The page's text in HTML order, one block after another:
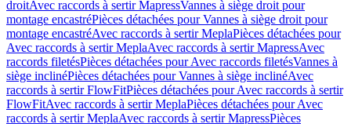
droitAvec raccords à sertir MapressVannes à siège droit pour
montage encastréPièces détachées pour Vannes à siège droit pour
montage encastréAvec raccords à sertir MeplaPièces détachées pour
Avec raccords à sertir MeplaAvec raccords à sertir MapressAvec
raccords filetésPièces détachées pour Avec raccords filetésVannes à
siège inclinéPièces détachées pour Vannes à siège inclinéAvec
raccords à sertir FlowFitPièces détachées pour Avec raccords à sertir
FlowFitAvec raccords à sertir MeplaPièces détachées pour Avec
raccords à sertir MeplaAvec raccords à sertir MapressPièces